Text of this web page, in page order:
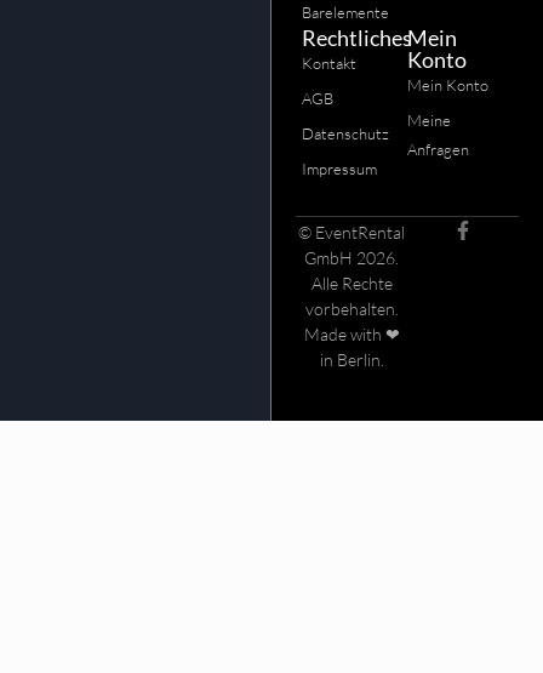
Barelemente
Rechtliches
Kontakt
AGB
Datenschutz
Impressum
Mein
Konto
Mein Konto
Meine
Anfragen
© EventRental
GmbH 2026.
Alle Rechte
vorbehalten.
Made with ❤
in Berlin.